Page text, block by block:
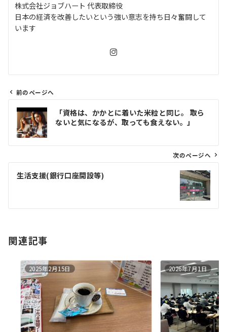
株式会社ジョブハート 代表取締役
日本の経済を改善したいという強い意志を持ち日々奮闘して
います
ビ
ン
前のページへ
「資格は、かかとに着いた米粒と同じ。 取ら
ないと気になるが、取っても食えない。」
次のページへ
生活支援(銀行口座開設等)
関連記事
2025年2月15日 2026年7月1日